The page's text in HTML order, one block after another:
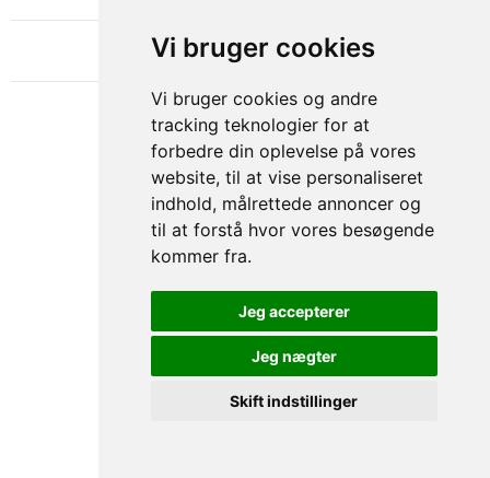
Vi bruger cookies
Vi bruger cookies og andre
tracking teknologier for at
forbedre din oplevelse på vores
website, til at vise personaliseret
indhold, målrettede annoncer og
til at forstå hvor vores besøgende
kommer fra.
Jeg accepterer
Jeg nægter
Skift indstillinger
OM GAMECHANGER